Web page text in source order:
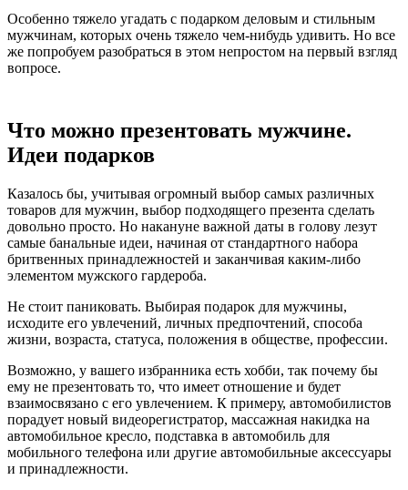
Особенно тяжело угадать с подарком деловым и стильным
мужчинам, которых очень тяжело чем-нибудь удивить. Но все
же попробуем разобраться в этом непростом на первый взгляд
вопросе.
Что можно презентовать мужчине.
Идеи подарков
Казалось бы, учитывая огромный выбор самых различных
товаров для мужчин, выбор подходящего презента сделать
довольно просто. Но накануне важной даты в голову лезут
самые банальные идеи, начиная от стандартного набора
бритвенных принадлежностей и заканчивая каким-либо
элементом мужского гардероба.
Не стоит паниковать. Выбирая подарок для мужчины,
исходите его увлечений, личных предпочтений, способа
жизни, возраста, статуса, положения в обществе, профессии.
Возможно, у вашего избранника есть хобби, так почему бы
ему не презентовать то, что имеет отношение и будет
взаимосвязано с его увлечением. К примеру, автомобилистов
порадует новый видеорегистратор, массажная накидка на
автомобильное кресло, подставка в автомобиль для
мобильного телефона или другие автомобильные аксессуары
и принадлежности.